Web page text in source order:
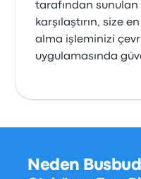
tarafından sunulan
karşılaştırın, size
alma işleminizi
uygulamasında
Neden